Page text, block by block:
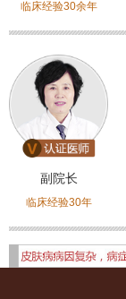
临床经验30余年
副院长
临床经验30年